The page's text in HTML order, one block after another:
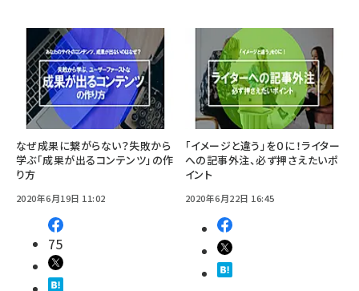
なぜ成果に繋がらない？失敗から
学ぶ「成果が出るコンテンツ」の作
り方
2020年6月19日 11:02
75
「イメージと違う」を０に！ライター
への記事外注、必ず押さえたいポ
イント
2020年6月22日 16:45